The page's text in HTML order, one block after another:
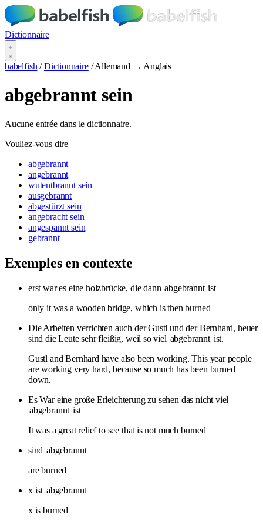
Dictionnaire
babelfish / Dictionnaire / Allemand → Anglais
abgebrannt sein
Aucune entrée dans le dictionnaire.
Vouliez-vous dire
abgebrannt
angebrannt
wutentbrannt sein
ausgebrannt
abgestürzt sein
angebracht sein
angespannt sein
gebrannt
Exemples en contexte
erst war es eine holzbrücke, die dann abgebrannt ist
only it was a wooden bridge, which is then burned
Die Arbeiten verrichten auch der Gustl und der Bernhard, heuer
sind die Leute sehr fleißig, weil so viel abgebrannt ist.
Gustl and Bernhard have also been working. This year people
are working very hard, because so much has been burned
down.
Es War eine große Erleichterung zu sehen das nicht viel
abgebrannt ist
It was a great relief to see that is not much burned
sind abgebrannt
are burned
x ist abgebrannt
x is burned